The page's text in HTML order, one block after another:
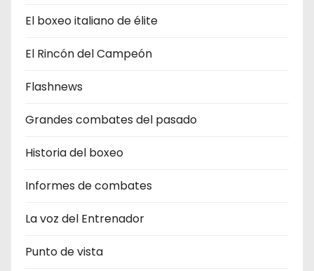
El boxeo italiano de élite
El Rincón del Campeón
Flashnews
Grandes combates del pasado
Historia del boxeo
Informes de combates
La voz del Entrenador
Punto de vista